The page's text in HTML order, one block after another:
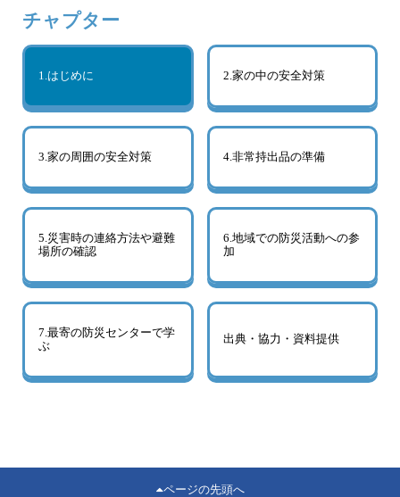
チャプター
1.はじめに 2.家の中の安全対策
3.家の周囲の安全対策 4.非常持出品の準備
5.災害時の連絡方法や避難
場所の確認
6.地域での防災活動への参
加
7.最寄の防災センターで学
ぶ
出典・協力・資料提供
ページの先頭へ